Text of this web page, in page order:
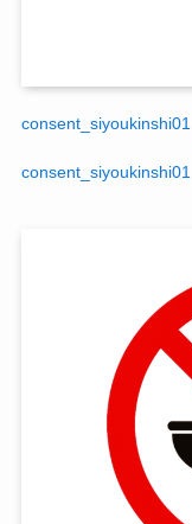
consent_siyoukinshi01
consent_siyoukinshi01